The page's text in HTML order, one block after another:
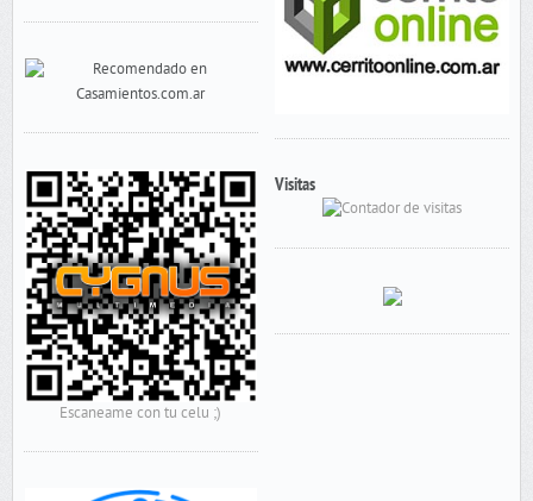
Escaneame con tu celu ;)
Visitas